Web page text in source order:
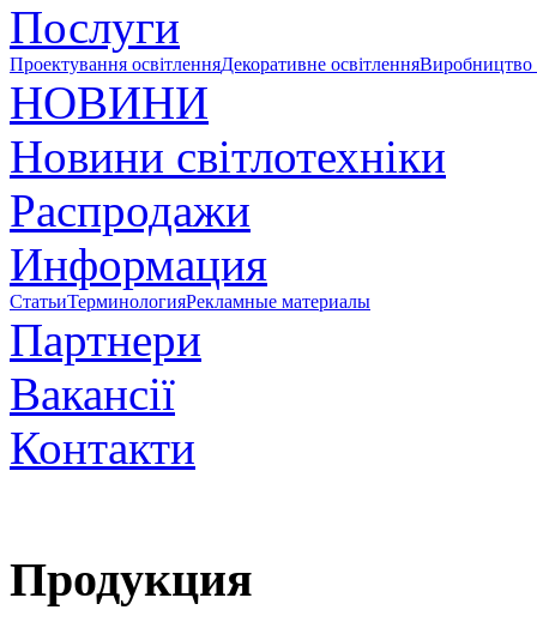
Послуги
Проектування освітленняДекоративне освітленняВиробництво
НОВИНИ
Новини світлотехніки
Распродажи
Информация
СтатьиТерминологияРекламные материалы
Партнери
Вакансії
Контакти
Продукция